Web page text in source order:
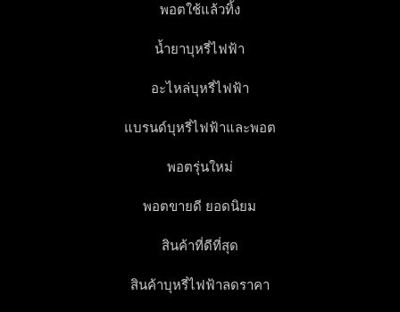
พอตใช้แล้วทิ้ง
น้ำยาบุหรี่ไฟฟ้า
อะไหล่บุหรี่ไฟฟ้า
แบรนด์บุหรี่ไฟฟ้าและพอต
พอตรุ่นใหม่
พอตขายดี ยอดนิยม
สินค้าที่ดีที่สุด
สินค้าบุหรี่ไฟฟ้าลดราคา